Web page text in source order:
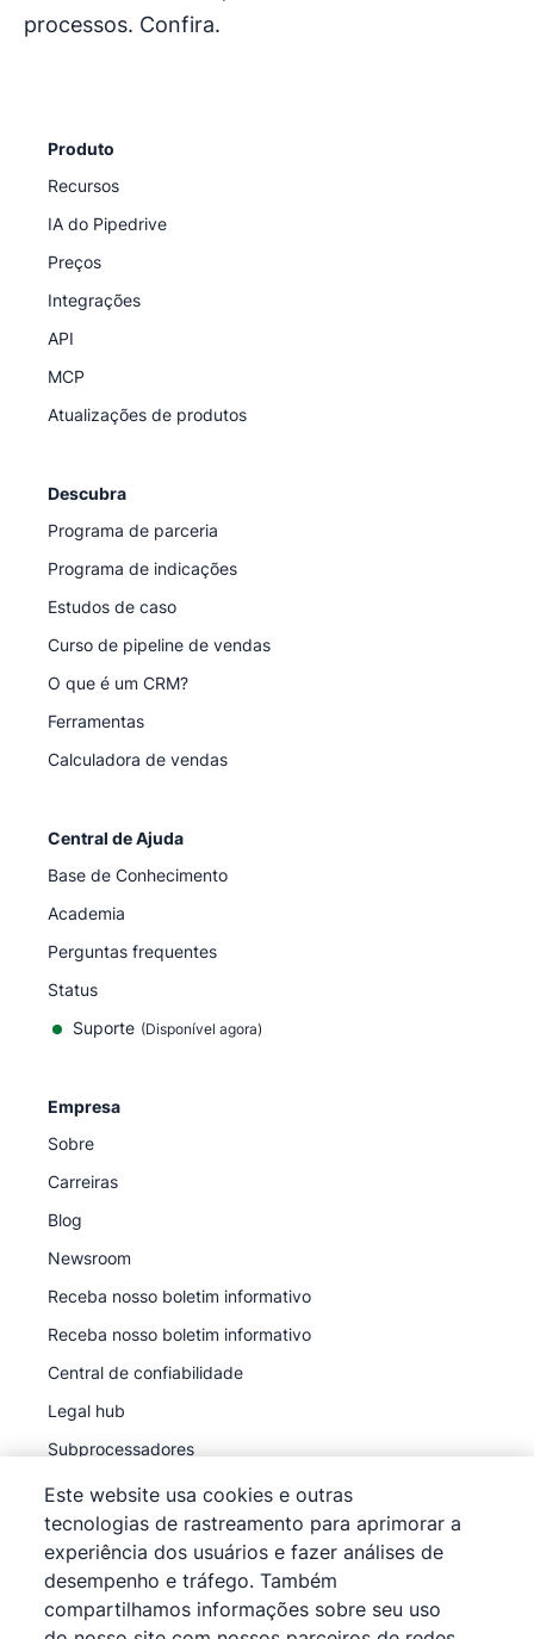
processos. Confira.
Produto
Recursos
IA do Pipedrive
Preços
Integrações
API
MCP
Atualizações de produtos
Descubra
Programa de parceria
Programa de indicações
Estudos de caso
Curso de pipeline de vendas
O que é um CRM?
Ferramentas
Calculadora de vendas
Central de Ajuda
Base de Conhecimento
Academia
Perguntas frequentes
Status
Suporte (Disponível agora)
Empresa
Sobre
Carreiras
Blog
Newsroom
Receba nosso boletim informativo
Receba nosso boletim informativo
Central de confiabilidade
Legal hub
Subprocessadores
©2026Pipedrive
Pipedrive
Termos de Serviço
Este website usa cookies e outras
tecnologias de rastreamento para aprimorar a
experiência dos usuários e fazer análises de
desempenho e tráfego. Também
compartilhamos informações sobre seu uso